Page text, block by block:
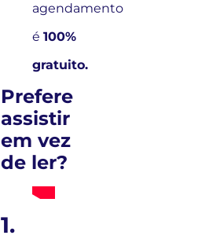
agendamento
é100%
gratuito.
Prefere
assistir
em vez
de ler?
1.